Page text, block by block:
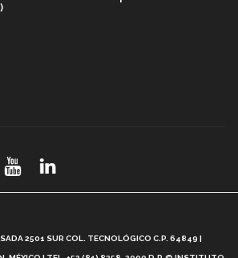
es el Modelo Educativo Tec? (video)
2501 SUR COL. TECNOLÓGICO C.P. 64849 |